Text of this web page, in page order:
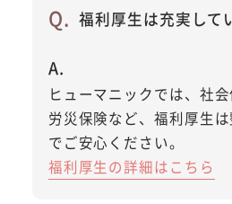
福利厚生は充実して
ヒューマニックでは、社
労災保険など、福利厚生
でご安心ください。
福利厚生の詳細はこちら